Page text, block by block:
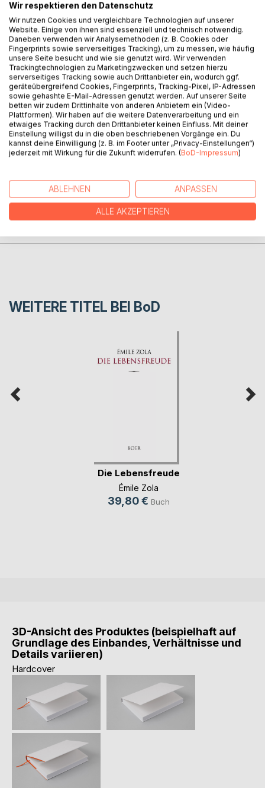
BESCHREIBUNG
Der zweite Band der Städte-Trilogie erschien 1896. Abbé
Pierre Froment hat ein Buch über das große Elend der
Armen geschrieben mit Lösungsvorschlägen zur
Beseitigung der sozialen Ungerechtigkeiten, das die Kirche
als revolutionär auf den Index setzt. Dies will er in einem
Gespräch mit Papst Leo XIII. korrigieren. Er muß aber
erkennen, daß die Kirche zur Reform weder willens noch in
der Lage ist.
PRESSESTIMMEN
WEITERE TITEL BEI BoD
Die Lebensfreude
Émile Zola
39,80 € Buch
3D-Ansicht des Produktes (beispielhaft auf
Grundlage des Einbandes, Verhältnisse und
Details variieren)
Hardcover
Wir respektieren den Datenschutz
Wir nutzen Cookies und vergleichbare Technologien auf unserer
Website. Einige von ihnen sind essenziell und technisch notwendig.
Daneben verwenden wir Analysemethoden (z. B. Cookies oder
Fingerprints sowie serverseitiges Tracking), um zu messen, wie häufig
unsere Seite besucht und wie sie genutzt wird. Wir verwenden
Trackingtechnologien zu Marketingzwecken und setzen hierzu
serverseitiges Tracking sowie auch Drittanbieter ein, wodurch ggf.
geräteübergreifend Cookies, Fingerprints, Tracking-Pixel, IP-Adressen
sowie gehashte E-Mail-Adressen genutzt werden. Auf unserer Seite
betten wir zudem Drittinhalte von anderen Anbietern ein (Video-
Plattformen). Wir haben auf die weitere Datenverarbeitung und ein
etwaiges Tracking durch den Drittanbieter keinen Einfluss. Mit deiner
Einstellung willigst du in die oben beschriebenen Vorgänge ein. Du
kannst deine Einwilligung (z. B. im Footer unter „Privacy-Einstellungen“)
jederzeit mit Wirkung für die Zukunft widerrufen. (BoD-Impressum)
ABLEHNEN ANPASSEN
ALLE AKZEPTIEREN